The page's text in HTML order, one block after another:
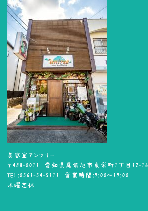
美容室アンツリー
〒488-0011 愛知県尾張旭市東栄町1丁目12-16
TEL:0561-54-5111 営業時間:9:00～19:00
水曜定休